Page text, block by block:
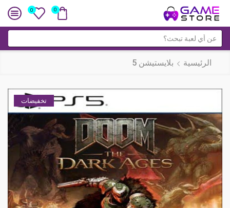
0
0
البحث
الرئيسية بلايستيشن 5
تخفيضات